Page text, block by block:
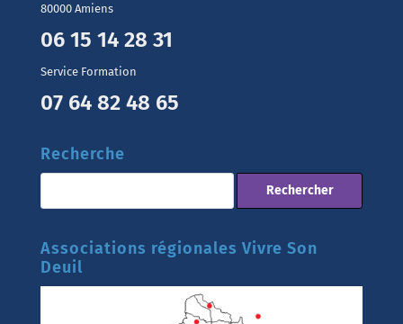
80000 Amiens
06 15 14 28 31
Service Formation
07 64 82 48 65
Recherche
Associations régionales Vivre Son
Deuil